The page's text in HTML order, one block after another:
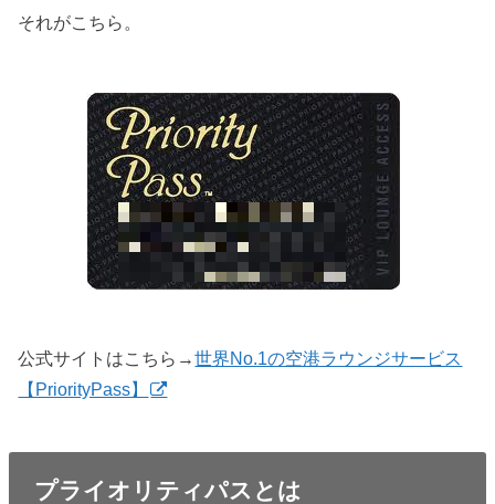
それがこちら。
公式サイトはこちら→世界No.1の空港ラウンジサービス
【PriorityPass】
プライオリティパスとは